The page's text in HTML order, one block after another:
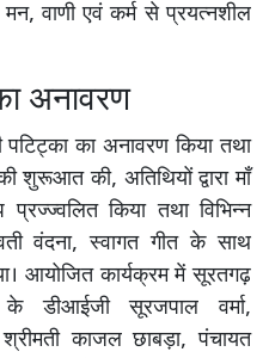
वाणी एवं कर्म से प्रयत्नशील
अनावरण
का अनावरण किया तथा
शुरूआत की, अतिथियों द्वारा मॉं
किया तथा विभिन्न
वंदना, स्वागत गीत के साथ
आयोजित कार्यक्रम में सूरतगढ़
डीआईजी सूरजपाल वर्मा,
काजल छाबड़ा, पंचायत